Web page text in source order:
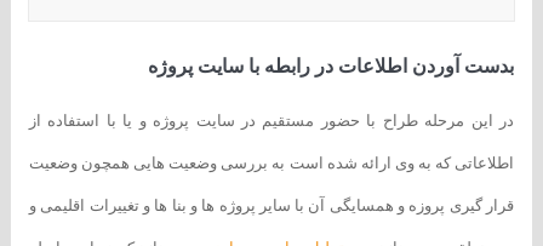
بدست آوردن اطلاعات در رابطه با سایت پروژه
در این مرحله طراح با حضور مستقیم در سایت پروژه و یا با استفاده از
اطلاعاتی که به وی ارائه شده است به بررسی وضعیت هایی همچون وضعیت
قرار گیری پروزه و همسایگی آن با سایر پروژه ها و بنا ها و تغییرات اقلیمی و